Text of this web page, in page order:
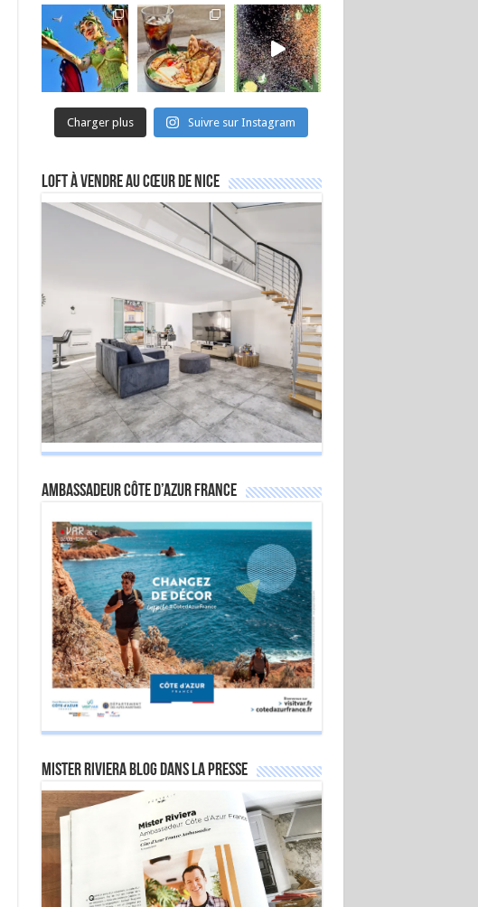
Charger plus Suivre sur Instagram
Loft à vendre au cœur de Nice
Ambassadeur Côte d’Azur France
Mister Riviera Blog dans la Presse